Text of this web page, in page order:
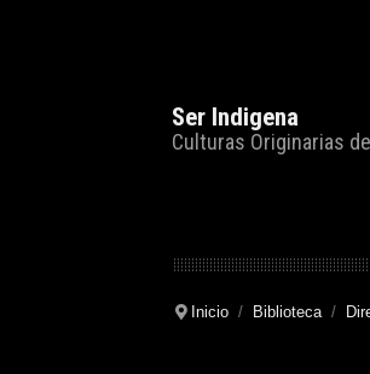
Ser Indigena
Culturas Originarias
Inicio Biblioteca